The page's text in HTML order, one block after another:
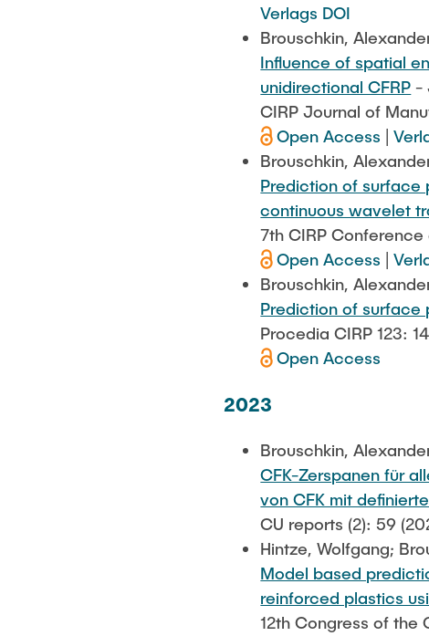
Verlags DOI
Brouschkin,
Influence of spatial
unidirectional CFRP -
CIRP Journal of
Open Access
|
Brouschkin,
Prediction of surface
continuous wavelet
7th CIRP
Open Access
|
Brouschkin,
Prediction of surface
Procedia CIRP 123:
Open Access
2023
Brouschkin,
CFK-Zerspanen für
von CFK mit
CU reports (2): 59
Hintze, Wolfgang;
Model based
reinforced plastics
12th Congress of the